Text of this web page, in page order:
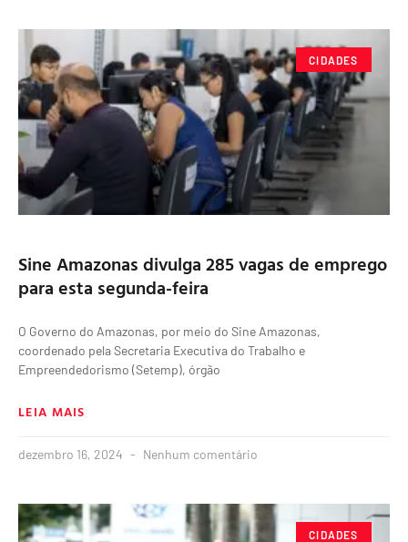
CIDADES
Sine Amazonas divulga 285 vagas de emprego
para esta segunda-feira
O Governo do Amazonas, por meio do Sine Amazonas,
coordenado pela Secretaria Executiva do Trabalho e
Empreendedorismo (Setemp), órgão
LEIA MAIS
dezembro 16, 2024 Nenhum comentário
CIDADES